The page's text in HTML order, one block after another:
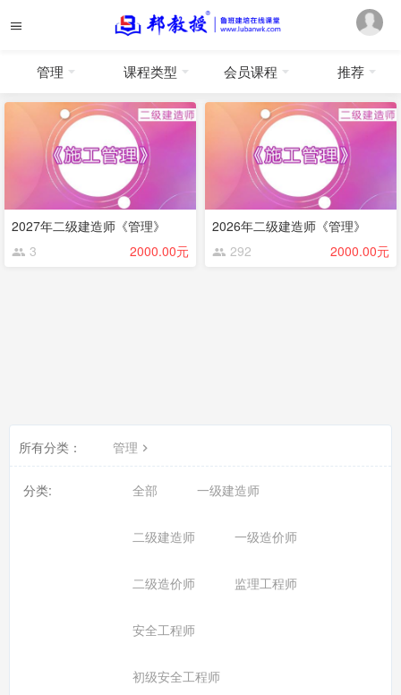
管理 课程类型 会员课程 推荐
2027年二级建造师《管理》
3
2000.00元
2026年二级建造师《管理》
292
2000.00元
所有分类： 管理
分类: 全部 一级建造师
二级建造师 一级造价师
二级造价师 监理工程师
安全工程师
初级安全工程师